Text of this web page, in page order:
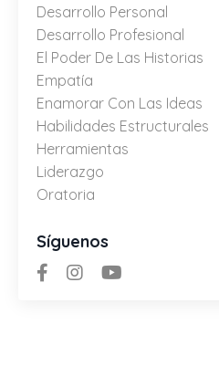
Desarrollo Personal
Desarrollo Profesional
El Poder De Las Historias
Empatía
Enamorar Con Las Ideas
Habilidades Estructurales
Herramientas
Liderazgo
Oratoria
Síguenos